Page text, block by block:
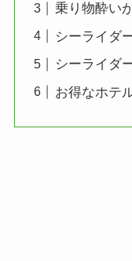
乗り物酔い
シーライダ
シーライダ
お得なホテ